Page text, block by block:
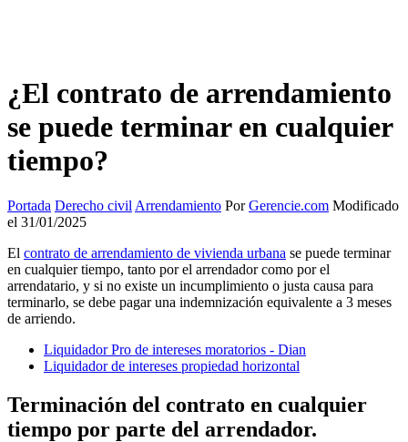
¿El contrato de arrendamiento
se puede terminar en cualquier
tiempo?
Portada Derecho civil Arrendamiento PorGerencie.com Modificado
el 31/01/2025
El contrato de arrendamiento de vivienda urbana se puede terminar
en cualquier tiempo, tanto por el arrendador como por el
arrendatario, y si no existe un incumplimiento o justa causa para
terminarlo, se debe pagar una indemnización equivalente a 3 meses
de arriendo.
Liquidador Pro de intereses moratorios - Dian
Liquidador de intereses propiedad horizontal
Terminación del contrato en cualquier
tiempo por parte del arrendador.